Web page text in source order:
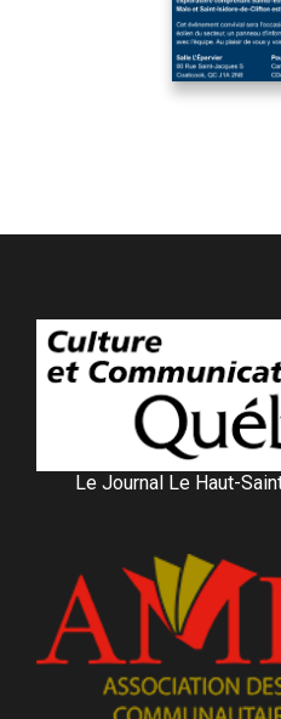
Le Journal Le Haut-